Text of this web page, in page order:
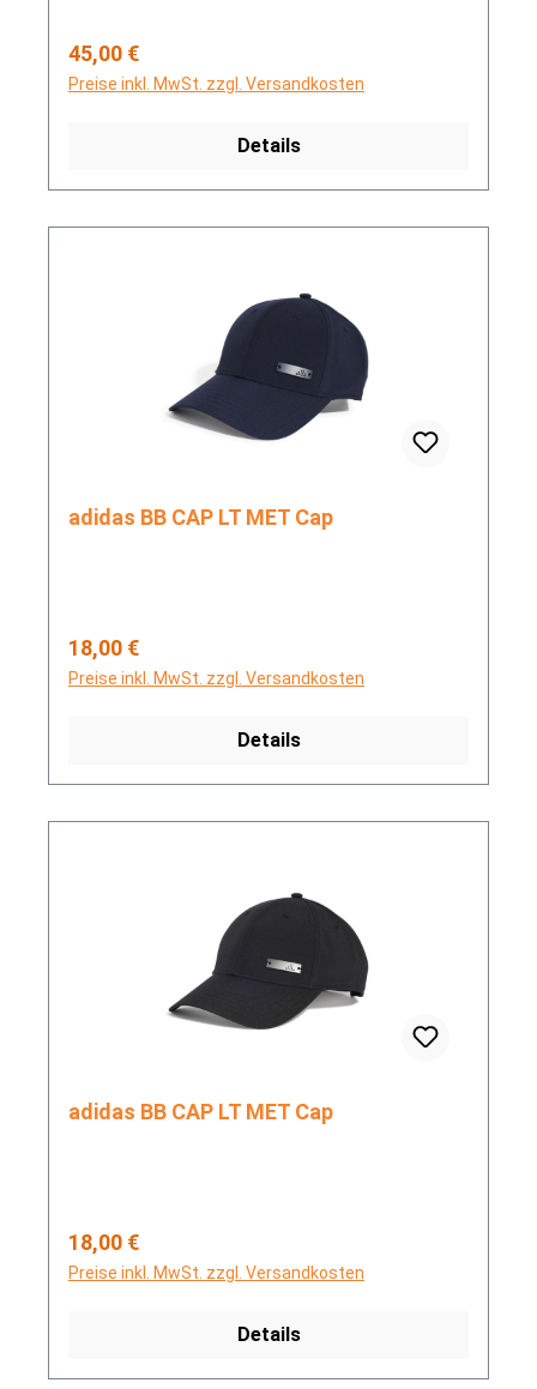
Regulärer Preis:
45,00 €
Preise inkl. MwSt. zzgl. Versandkosten
Details
adidas BB CAP LT MET Cap
Regulärer Preis:
18,00 €
Preise inkl. MwSt. zzgl. Versandkosten
Details
adidas BB CAP LT MET Cap
Regulärer Preis:
18,00 €
Preise inkl. MwSt. zzgl. Versandkosten
Details